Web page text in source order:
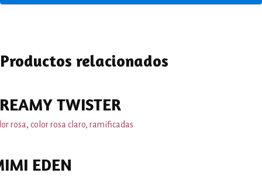
Productos relacionados
TWISTER
rosa, color rosa claro, ramificadas
EDEN